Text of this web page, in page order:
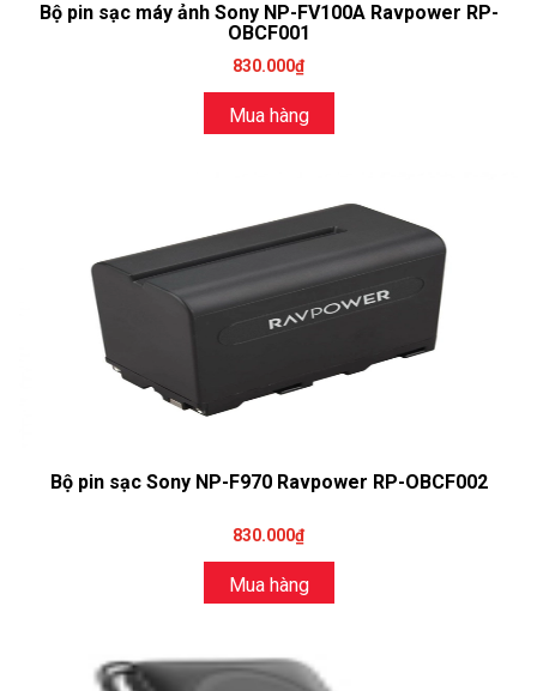
Bộ pin sạc máy ảnh Sony NP-FV100A Ravpower RP-
OBCF001
830.000₫
Mua hàng
Bộ pin sạc Sony NP-F970 Ravpower RP-OBCF002
830.000₫
Mua hàng